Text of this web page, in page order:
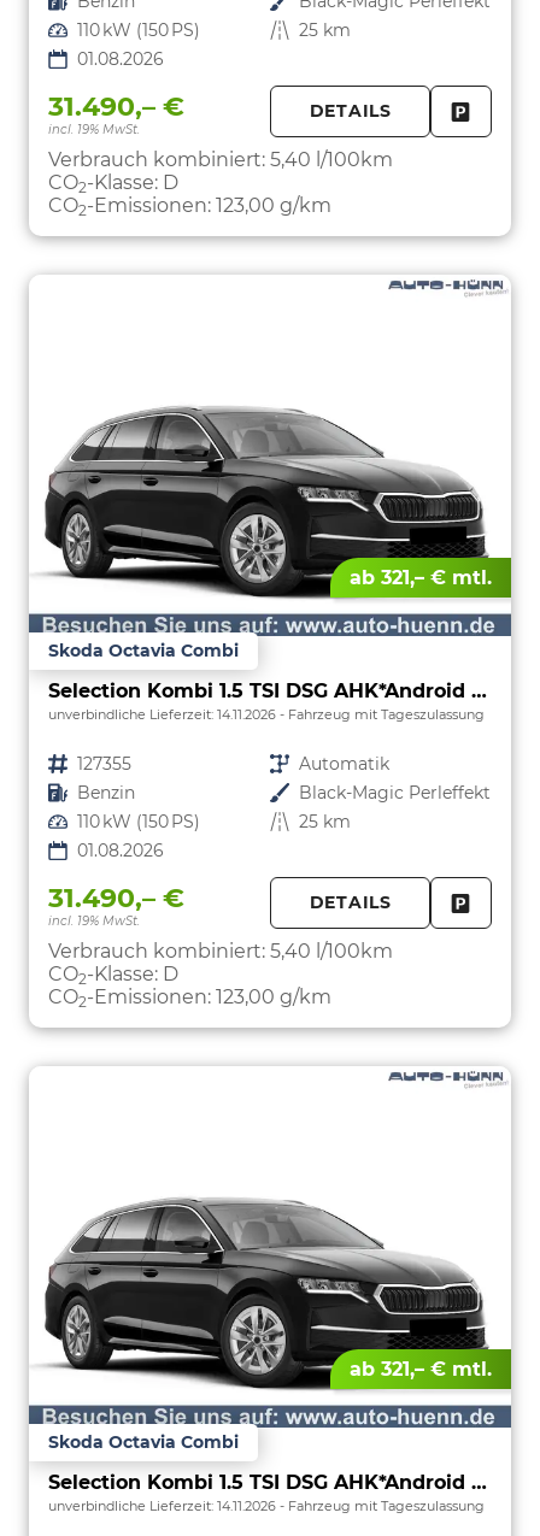
Leistung 110 kW (150 PS) Kilometerstand 25 km
01.08.2026
31.490,– €
incl. 19% MwSt.
DETAILS
Verbrauch kombiniert: 5,40 l/100km
CO2-Klasse: D
CO2-Emissionen: 123,00 g/km
ab 321,– € mtl.
Skoda Octavia Combi
Selection Kombi 1.5 TSI DSG AHK*Android Auto*ACC*SHZ*E-Heck*Keyless*Kamera*2Z Klimaauto
unverbindliche Lieferzeit: 14.11.2026 Fahrzeug mit Tageszulassung
Fahrzeugnr. 127355 Getriebe Automatik
Kraftstoff Benzin Außenfarbe Black-Magic Perleffekt
Leistung 110 kW (150 PS) Kilometerstand 25 km
01.08.2026
31.490,– €
incl. 19% MwSt.
DETAILS
Verbrauch kombiniert: 5,40 l/100km
CO2-Klasse: D
CO2-Emissionen: 123,00 g/km
ab 321,– € mtl.
Skoda Octavia Combi
Selection Kombi 1.5 TSI DSG AHK*Android Auto*ACC*SHZ*E-Heck*Keyless*Kamera*2Z Klimaauto
unverbindliche Lieferzeit: 14.11.2026 Fahrzeug mit Tageszulassung